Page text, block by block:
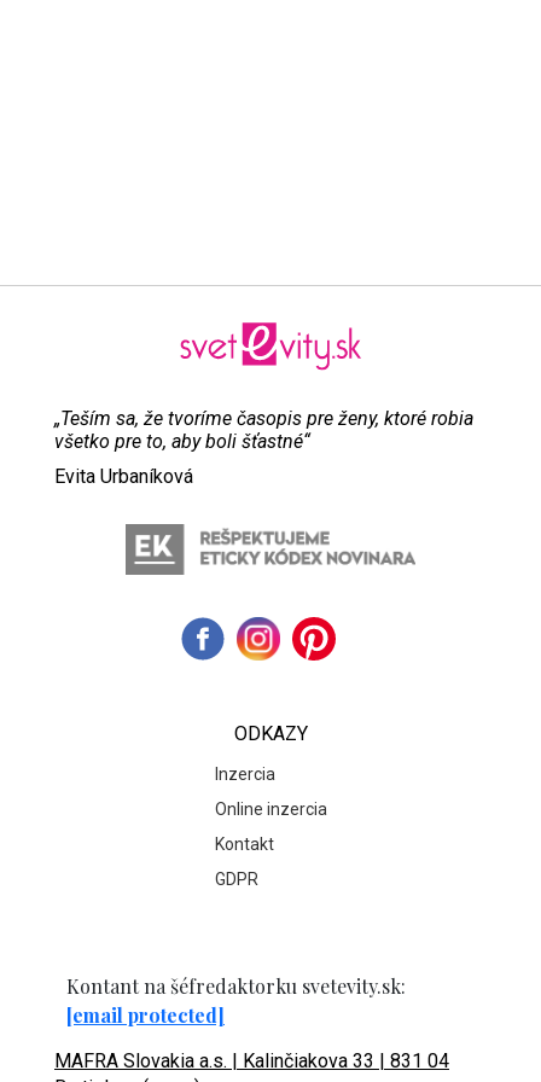
„Teším sa, že tvoríme časopis pre ženy, ktoré robia
všetko pre to, aby boli šťastné“
Evita Urbaníková
ODKAZY
Inzercia
Online inzercia
Kontakt
GDPR
Kontant na šéfredaktorku svetevity.sk:
[email protected]
MAFRA Slovakia a.s. | Kalinčiakova 33 | 831 04